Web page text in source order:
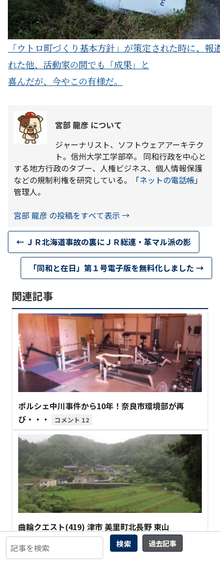
検索 過去記事
「ウトロ町づくり基本方針」が策定された時に、報
れた他、活動家の間でも「成果」と
喜んだが、今やこの有様だ。
宮部 龍彦 について
ジャーナリスト、ソフトウェアアーキテク
ト。信州大学工学部卒。 同和行政を中心と
する地方行政のタブー、人権ビジネス、個人情報保護
などの規制利権を研究している。「ネットの電話帳」
管理人。
宮部 龍彦 の投稿をすべて表示 →
← ＪＲ北海道事故の裏にＪＲ総連・革マル派の影
「同和と在日」第１号電子版を無料化しました →
関連記事
ポルシェ中川事件から10年！奈良市環境部が再
び・・・
12
曲輪クエスト(419) 津市 美里町北長野 東山